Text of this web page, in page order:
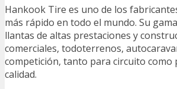
Hankook Tire es uno de los
más rápido en todo el mundo. Su
llantas de altas prestaciones y
comerciales, todoterrenos,
competición, tanto para circuito
calidad.